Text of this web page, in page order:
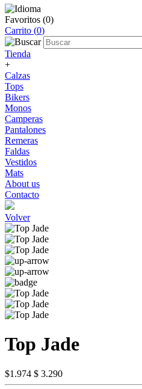
Favoritos (0)
Carrito (0)
Tienda
+
Calzas
Tops
Bikers
Monos
Camperas
Pantalones
Remeras
Faldas
Vestidos
Mats
About us
Contacto
Volver
Top Jade
$1.974 $ 3.290